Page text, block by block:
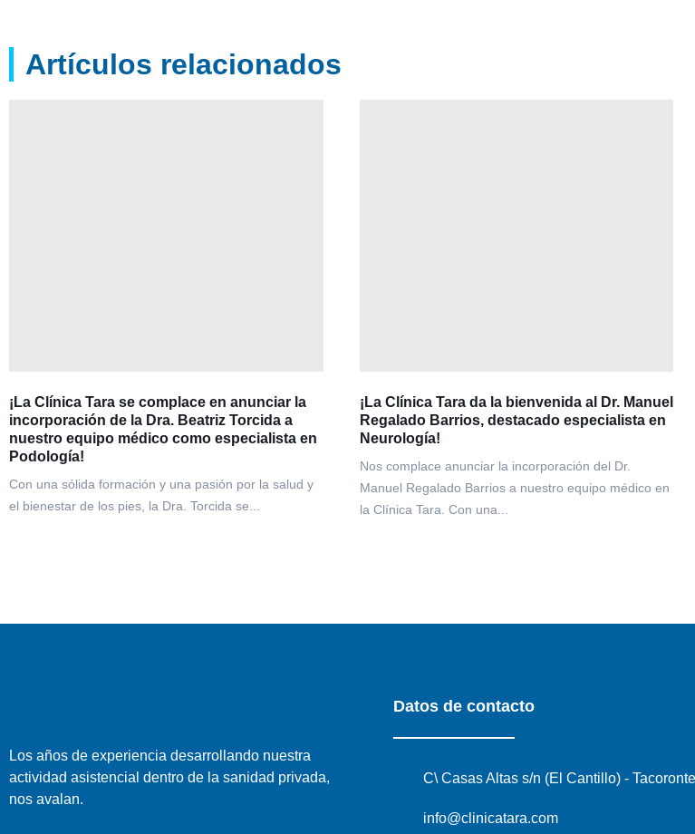
Artículos relacionados
¡La Clínica Tara se complace en anunciar la
incorporación de la Dra. Beatriz Torcida a
nuestro equipo médico como especialista en
Podología!
Con una sólida formación y una pasión por la salud y
el bienestar de los pies, la Dra. Torcida se...
¡La Clínica Tara da la bienvenida al Dr. Manuel
Regalado Barrios, destacado especialista en
Neurología!
Nos complace anunciar la incorporación del Dr.
Manuel Regalado Barrios a nuestro equipo médico en
la Clínica Tara. Con una...
Los años de experiencia desarrollando nuestra
actividad asistencial dentro de la sanidad privada,
nos avalan.
Datos de contacto
C\ Casas Altas s/n (El Cantillo) - Tacoronte
info@clinicatara.com